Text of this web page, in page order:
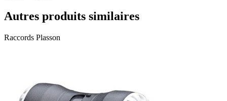
Autres produits similaires
Raccords Plasson